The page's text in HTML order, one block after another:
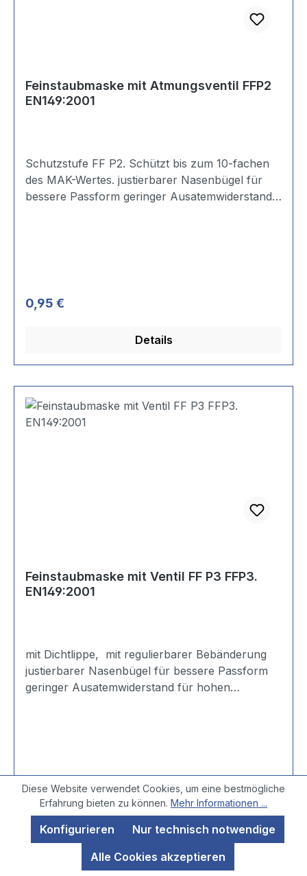
Feinstaubmaske mit Atmungsventil FFP2
EN149:2001
Schutzstufe FF P2. Schützt bis zum 10-fachen
des MAK-Wertes. justierbarer Nasenbügel für
bessere Passform geringer Ausatemwiderstand
Regulärer Preis:
0,95 €
Details
Feinstaubmaske mit Ventil FF P3 FFP3.
EN149:2001
mit Dichtlippe, mit regulierbarer Bebänderung
justierbarer Nasenbügel für bessere Passform
geringer Ausatemwiderstand für hohen
Regulärer Preis:
2,39 €
Details
Diese Website verwendet Cookies, um eine bestmögliche
Erfahrung bieten zu können. Mehr Informationen ...
Nur technisch notwendige
Konfigurieren
Alle Cookies akzeptieren